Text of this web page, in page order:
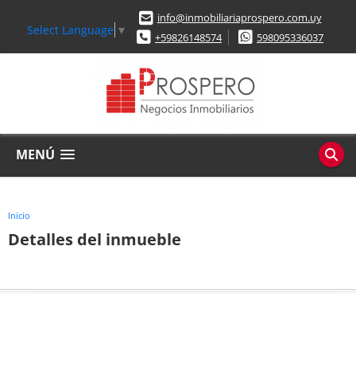
Select Language ▼
info@inmobiliariaprospero.com.uy
+59826148574
598095336037
MENÚ
Inicio
Detalles del inmueble